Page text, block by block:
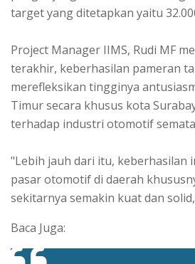
target yang ditetapkan yaitu
Project Manager IIMS, Rudi MF
terakhir, keberhasilan pameran
merefleksikan tingginya
Timur secara khusus kota
terhadap industri otomotif
"Lebih jauh dari itu, keberhasilan
pasar otomotif di daerah
sekitarnya semakin kuat dan
Baca Juga: